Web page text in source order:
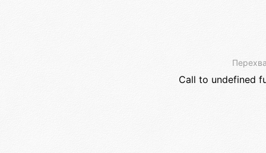
Call to undefined